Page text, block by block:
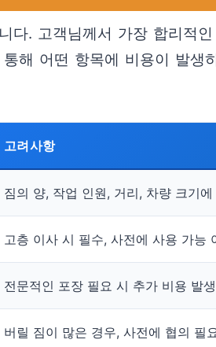
. 고객님께서 가장 합리적
해 어떤 항목에 비용이 발생
고려사항
짐의 양, 작업 인원, 거리, 차량 크기
고층 이사 시 필수, 사전에 사용 가능
전문적인 포장 필요 시 추가 비용 발
버릴 짐이 많은 경우, 사전에 협의 필